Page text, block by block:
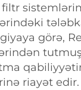
filtr
görə,
riayət edir.